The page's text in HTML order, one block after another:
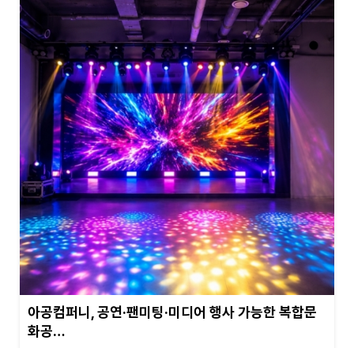
아공컴퍼니, 공연·팬미팅·미디어 행사 가능한 복합문
화공…